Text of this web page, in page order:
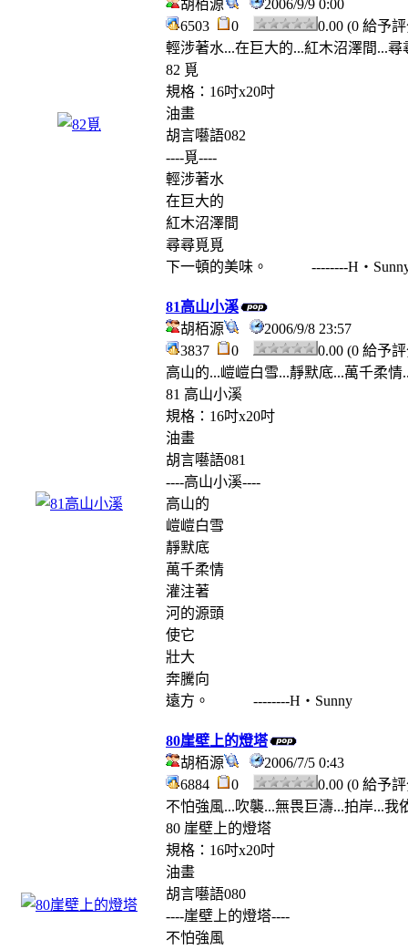
胡栢源
2006/9/9 0:00
6503
0
0.00 (0 給予
輕涉著水...在巨大的...紅木沼澤間...
82 覓
規格：16吋x20吋
油畫
胡言囈語082
----覓----
輕涉著水
在巨大的
紅木沼澤間
尋尋覓覓
下一頓的美味。 --------
81高山小溪
胡栢源
2006/9/8 23:57
3837
0
0.00 (0 給予
高山的...嵦嵦白雪...靜默底...萬千柔
81 高山小溪
規格：16吋x20吋
油畫
胡言囈語081
----高山小溪----
高山的
嵦嵦白雪
靜默底
萬千柔情
灌注著
河的源頭
使它
壯大
奔騰向
遠方。 --------H‧Sunny
80崖壁上的燈塔
胡栢源
2006/7/5 0:43
6884
0
0.00 (0 給予
不怕強風...吹襲...無畏巨濤...拍岸...
80 崖壁上的燈塔
規格：16吋x20吋
油畫
胡言囈語080
----崖壁上的燈塔----
不怕強風